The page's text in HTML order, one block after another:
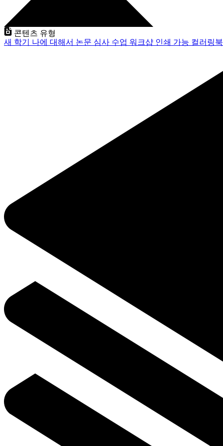
콘텐츠 유형
새 학기 나에 대해서 논문 심사 수업 워크샵 인쇄 가능 컬러링북